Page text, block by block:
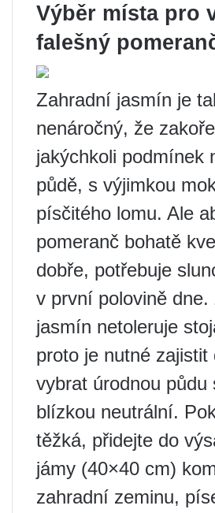
Výběr místa pro
falešný
Zahradní jasmín je
nenáročný, že
jakýchkoli podmínek
půdě, s výjimkou
písčitého lomu. Ale
pomeranč bohatě
dobře, potřebuje
v první polovině dne.
jasmín netoleruje
proto je nutné zajistit
vybrat úrodnou půdu
blízkou neutrální.
těžká, přidejte do
jámy (40×40 cm)
zahradní zeminu,